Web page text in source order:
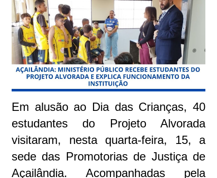
Em alusão ao Dia das Crianças, 40
estudantes do Projeto Alvorada
visitaram, nesta quarta-feira, 15, a
sede das Promotorias de Justiça de
Açailândia. Acompanhadas pela